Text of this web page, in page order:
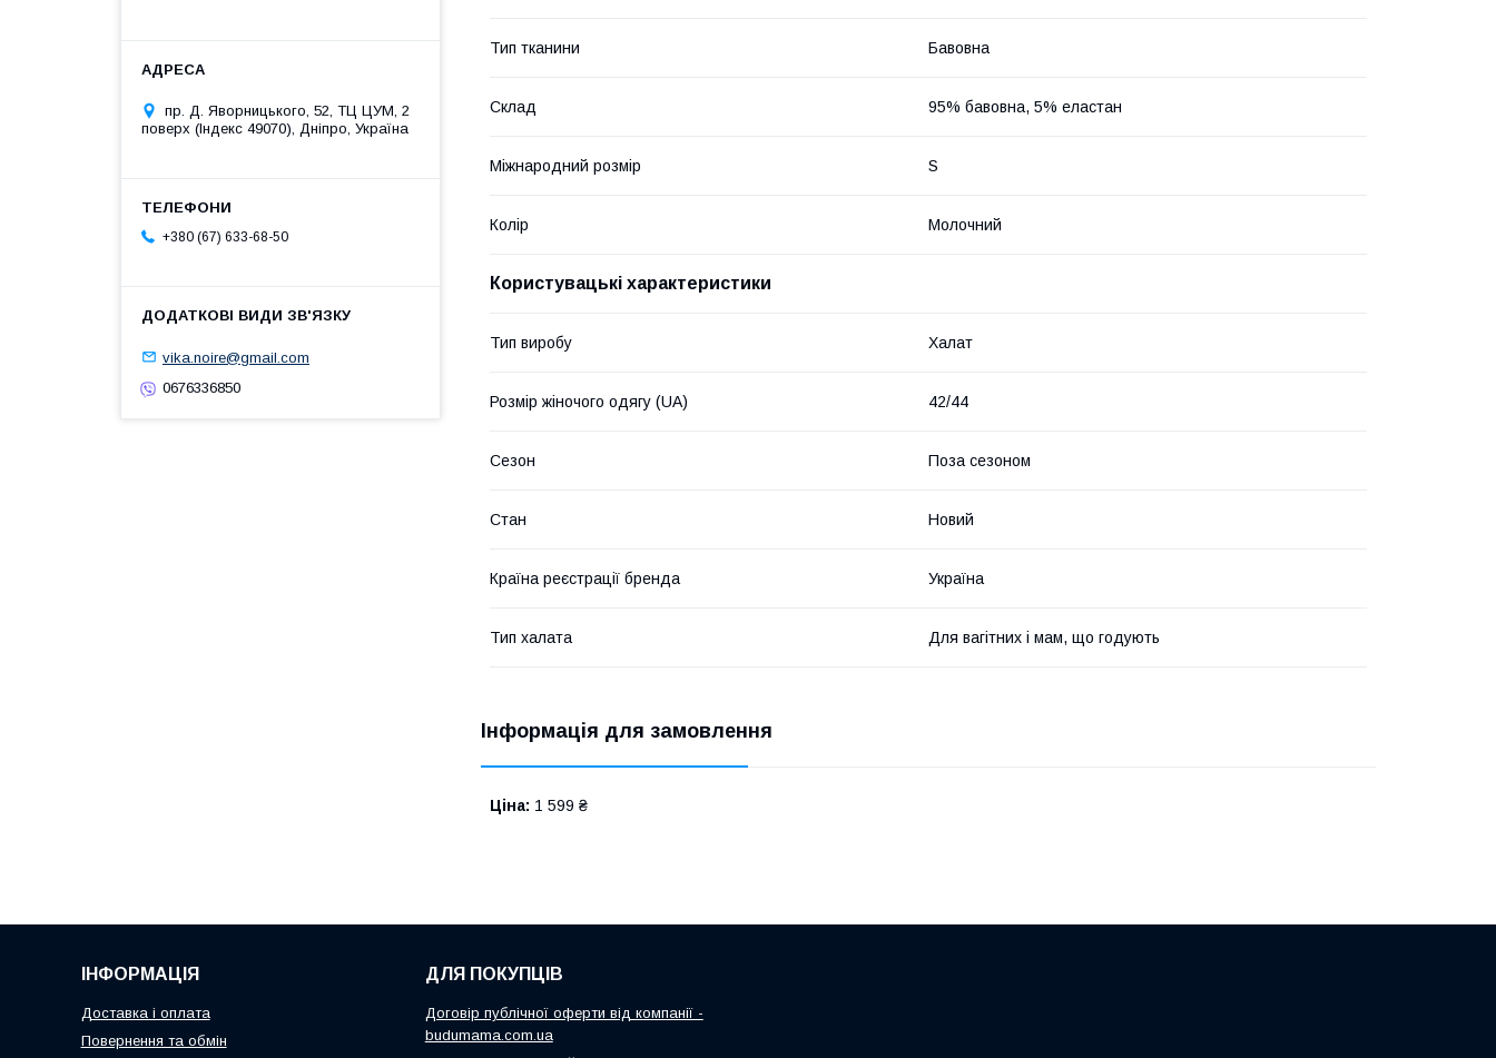
Тип тканини Бавовна
Склад 95% бавовна, 5% еластан
Міжнародний розмір S
Колір Молочний
Користувацькі характеристики
Тип виробу Халат
Розмір жіночого одягу (UA) 42/44
Сезон Поза сезоном
Стан Новий
Країна реєстрації бренда Україна
Тип халата Для вагітних і мам, що годують
Інформація для замовлення
Ціна: 1 599 ₴
пр. Д. Яворницького, 52, ТЦ ЦУМ, 2
поверх (Індекс 49070), Дніпро, Україна
+380 (67) 633-68-50
vika.noire@gmail.com
0676336850
ІНФОРМАЦІЯ
Доставка і оплата
Повернення та обмін
ДЛЯ ПОКУПЦІВ
Договір публічної оферти від компанії -
budumama.com.ua